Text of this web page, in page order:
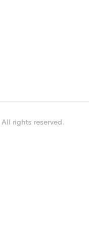
rights reserved.